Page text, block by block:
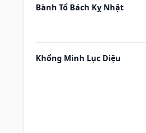
Bành Tổ Bách Kỵ Nhật
Khổng Minh Lục Diệu